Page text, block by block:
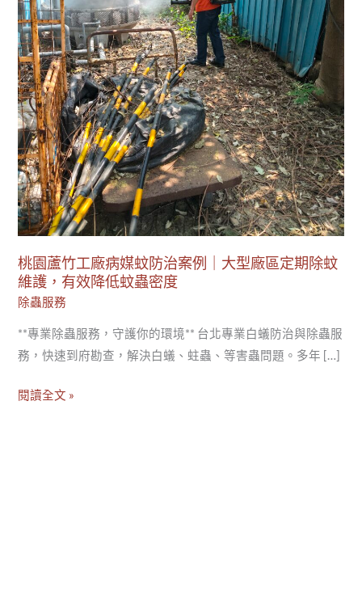
桃園蘆竹工廠病媒蚊防治案例｜大型廠區定期除蚊
維護，有效降低蚊蟲密度
除蟲服務
**專業除蟲服務，守護你的環境** 台北專業白蟻防治與除蟲服
務，快速到府勘查，解決白蟻、蛀蟲、等害蟲問題。多年 […]
防
治
案
例
｜
大
型
廠
區
定
期
蚊
維
有
效
低
閱讀全文 »